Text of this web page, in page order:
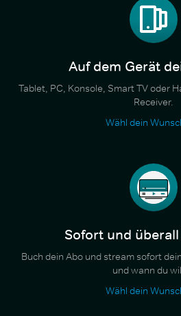
Auf dem Gerät
Tablet, PC, Konsole, Smart TV oder
Receiver.
Wähl dein
Sofort und
Buch dein Abo und stream sofort
und wann du
Wähl dein